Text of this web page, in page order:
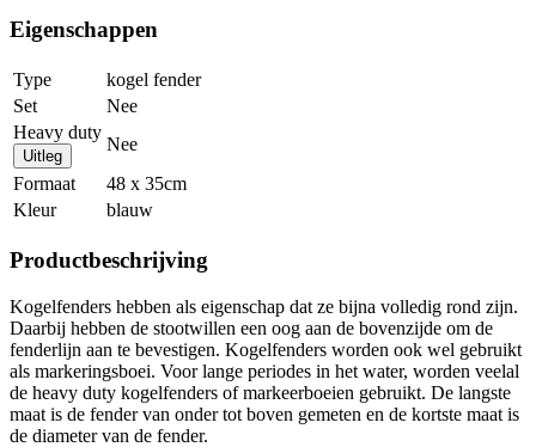
Eigenschappen
Type
kogel fender
Set
Nee
Heavy duty
Uitleg
Nee
Formaat
48 x 35cm
Kleur
blauw
Productbeschrijving
Kogelfenders hebben als eigenschap dat ze bijna volledig rond zijn.
Daarbij hebben de stootwillen een oog aan de bovenzijde om de
fenderlijn aan te bevestigen. Kogelfenders worden ook wel gebruikt
als markeringsboei. Voor lange periodes in het water, worden veelal
de heavy duty kogelfenders of markeerboeien gebruikt. De langste
maat is de fender van onder tot boven gemeten en de kortste maat is
de diameter van de fender.